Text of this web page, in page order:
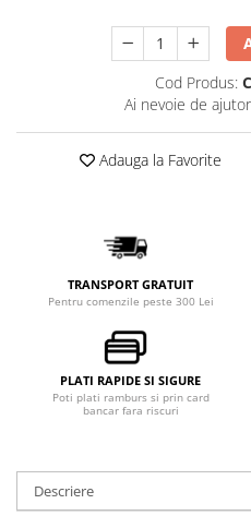
Cod Produs:
Ai nevoie de
Adauga la Favorite
TRANSPORT GRATUIT
Pentru comenzile peste 300 Lei
PLATI RAPIDE SI SIGURE
Poti plati ramburs si prin card
bancar fara riscuri
Descriere